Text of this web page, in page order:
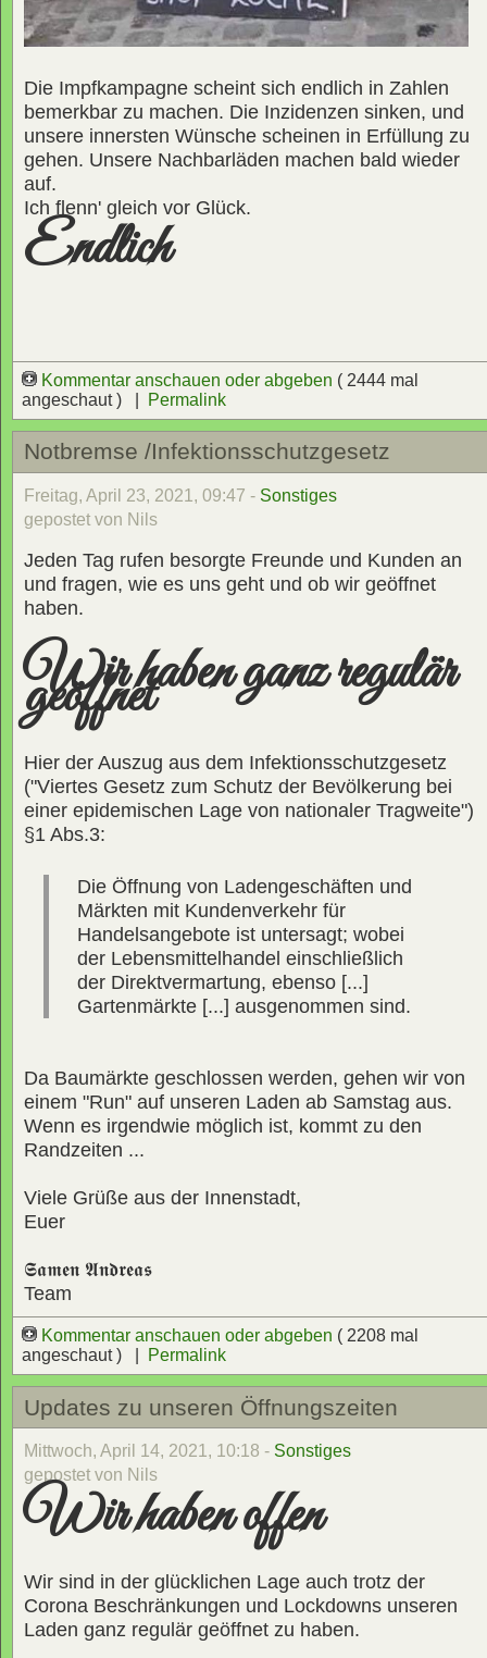
Die Impfkampagne scheint sich endlich in Zahlen
bemerkbar zu machen. Die Inzidenzen sinken, und
unsere innersten Wünsche scheinen in Erfüllung zu
gehen. Unsere Nachbarläden machen bald wieder
auf.
Ich flenn' gleich vor Glück.
Endlich
Kommentar anschauen oder abgeben ( 2444 mal
angeschaut ) |
Permalink
Notbremse /Infektionsschutzgesetz
Freitag, April 23, 2021, 09:47 - Sonstiges
gepostet von Nils
Jeden Tag rufen besorgte Freunde und Kunden an
und fragen, wie es uns geht und ob wir geöffnet
haben.
Wir haben ganz regulär
geöffnet
Hier der Auszug aus dem Infektionsschutzgesetz
("Viertes Gesetz zum Schutz der Bevölkerung bei
einer epidemischen Lage von nationaler Tragweite")
§1 Abs.3:
Die Öffnung von Ladengeschäften und
Märkten mit Kundenverkehr für
Handelsangebote ist untersagt; wobei
der Lebensmittelhandel einschließlich
der Direktvermartung, ebenso [...]
Gartenmärkte [...] ausgenommen sind.
Da Baumärkte geschlossen werden, gehen wir von
einem "Run" auf unseren Laden ab Samstag aus.
Wenn es irgendwie möglich ist, kommt zu den
Randzeiten ...
Viele Grüße aus der Innenstadt,
Euer
𝕾𝖆𝖒𝖊𝖓 𝕬𝖓𝖉𝖗𝖊𝖆𝖘
Team
Kommentar anschauen oder abgeben ( 2208 mal
angeschaut ) |
Permalink
Updates zu unseren Öffnungszeiten
Mittwoch, April 14, 2021, 10:18 - Sonstiges
gepostet von Nils
Wir haben offen
Wir sind in der glücklichen Lage auch trotz der
Corona Beschränkungen und Lockdowns unseren
Laden ganz regulär geöffnet zu haben.